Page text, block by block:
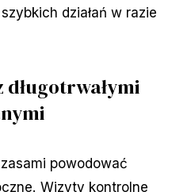
działań w razie
długotrwałymi
powodować
Wizyty kontrolne